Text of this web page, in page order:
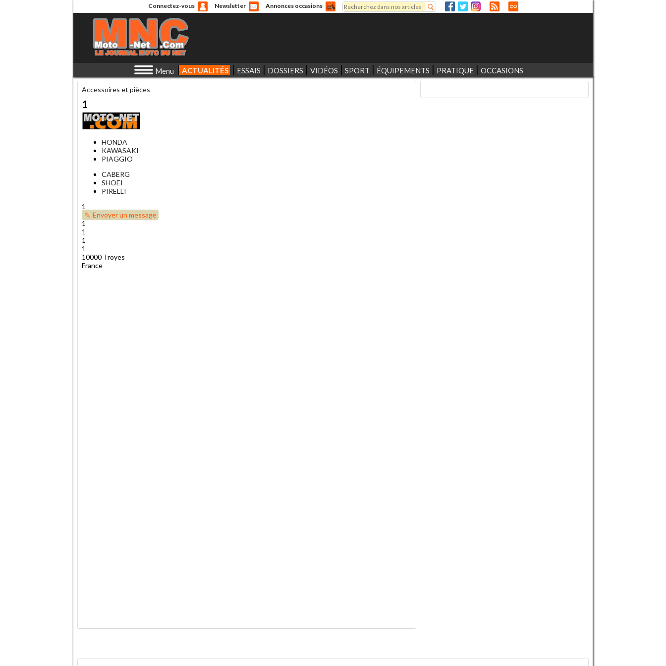
Connectez-vous Newsletter Annonces occasions
Formulaire de recherche
Rechercher
Menu ACTUALITÉS ESSAIS DOSSIERS VIDÉOS SPORT ÉQUIPEMENTS PRATIQUE OCCASIONS
Accessoires et pièces
1
HONDA
KAWASAKI
PIAGGIO
CABERG
SHOEI
PIRELLI
1
Envoyer un message
1
1
1
1
10000 Troyes
France